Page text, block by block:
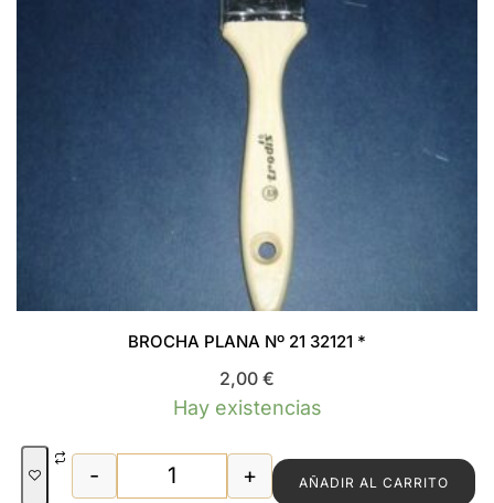
BROCHA PLANA Nº 21 32121 *
2,00 €
Hay existencias
BROCHA PLANA Nº 21 32121 * cantidad
- + AÑADIR AL CARRITO